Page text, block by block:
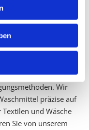
Wäsche und Textilien
nur auf langjährige
auch moderne,
Wir
präzise auf
und Wäsche
Sie von unserem